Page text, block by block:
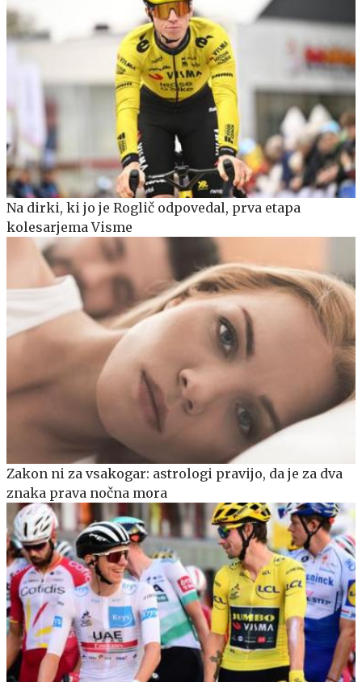
Na dirki, ki jo je Roglič odpovedal, prva etapa
kolesarjema Visme
Zakon ni za vsakogar: astrologi pravijo, da je za dva
znaka prava nočna mora